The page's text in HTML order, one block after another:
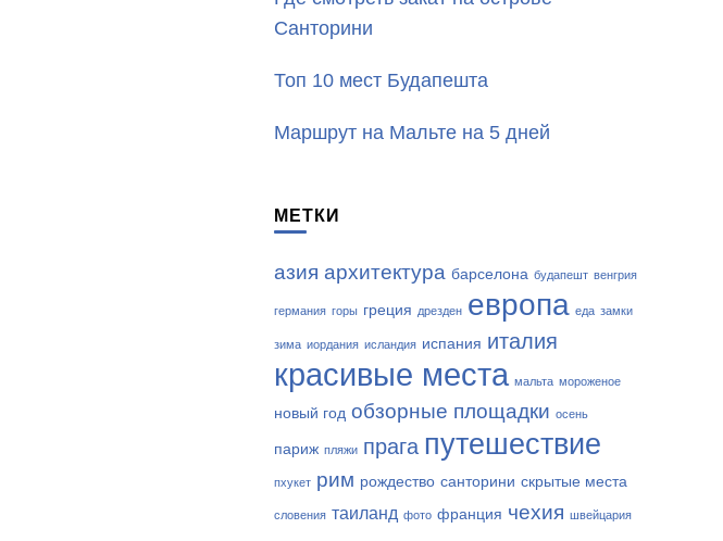
Санторини
Топ 10 мест Будапешта
Маршрут на Мальте на 5 дней
МЕТКИ
азия архитектура барселона будапешт венгрия
германия горы греция дрезден европа еда замки
зима иордания исландия испания италия
красивые места мальта мороженое
новый год обзорные площадки осень
париж пляжи прага путешествие
пхукет рим рождество санторини скрытые места
словения таиланд фото франция чехия швейцария